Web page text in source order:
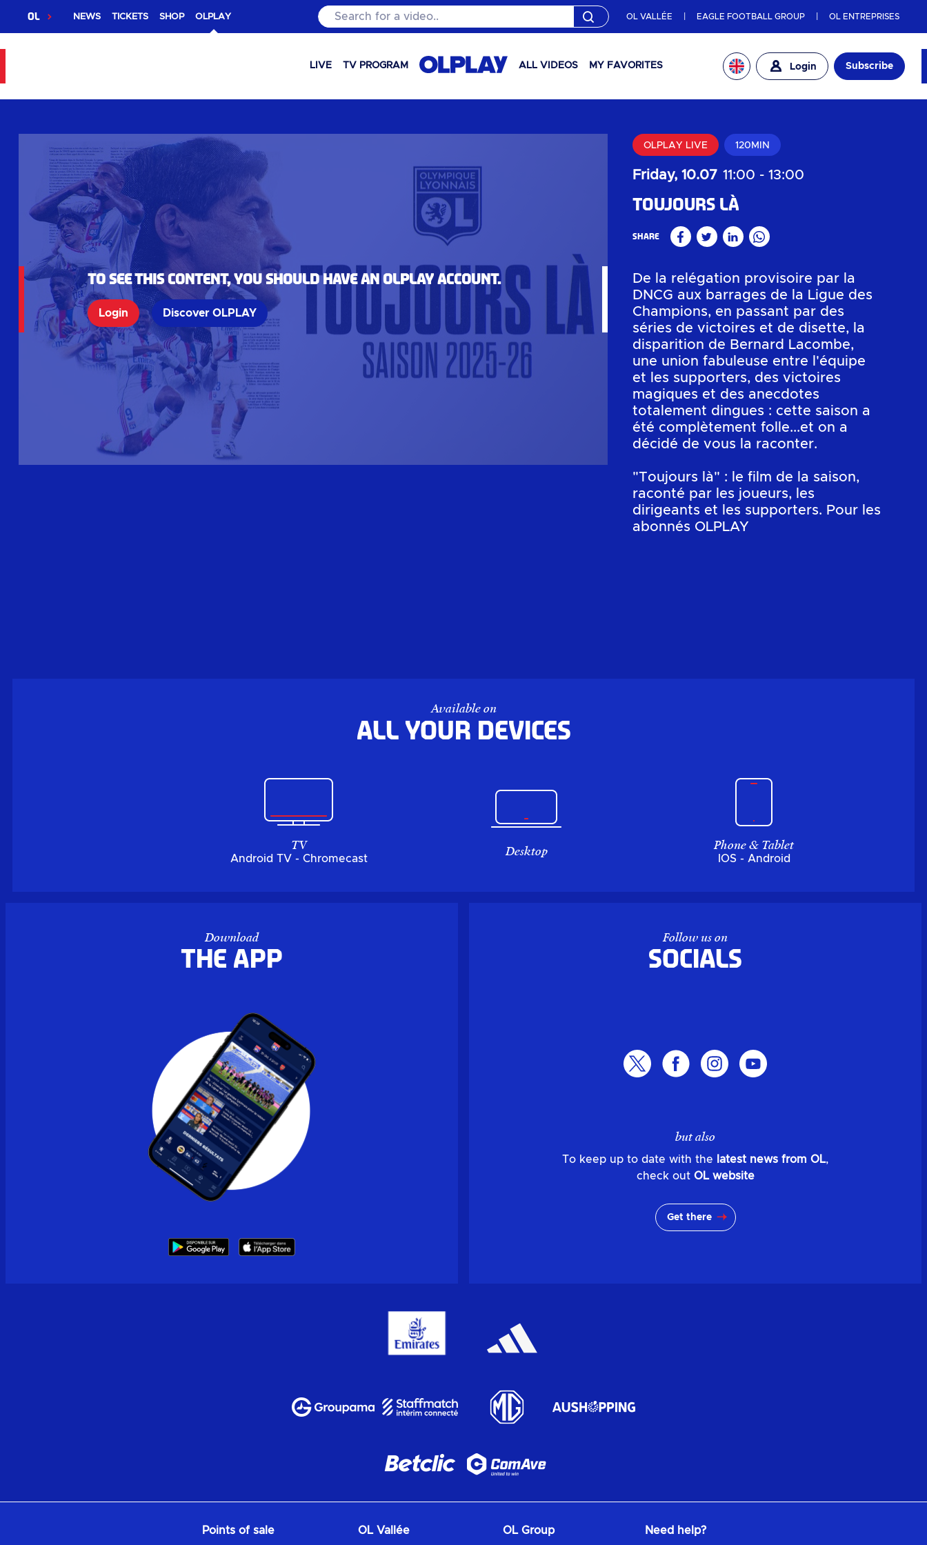
OL NEWS TICKETS SHOP OLPLAY Search for a video.. OL VALLÉE EAGLE FOOTBALL GROUP OL ENTREPRISES
LIVE TV PROGRAM ALL VIDEOS MY FAVORITES Login Subscribe
To see this content, you should have an OLPlay account.
Login Discover OLPLAY
OLPLAY LIVE 120MIN
Friday, 10.07 11:00 - 13:00
Toujours là
Share FacebookTwitterLinkedinWhatsApp
De la relégation provisoire par la
DNCG aux barrages de la Ligue des
Champions, en passant par des
séries de victoires et de disette, la
disparition de Bernard Lacombe,
une union fabuleuse entre l'équipe
et les supporters, des victoires
magiques et des anecdotes
totalement dingues : cette saison a
été complètement folle...et on a
décidé de vous la raconter.
"Toujours là" : le film de la saison,
raconté par les joueurs, les
dirigeants et les supporters. Pour les
abonnés OLPLAY
Available on
All your devices
TV
Android TV - Chromecast Desktop Phone & Tablet
IOS - Android
Download
the APP
Follow us on
Socials
but also
To keep up to date with the latest news from OL,
check out OL website
Get there
Points of sale OL Vallée OL Group Need help?